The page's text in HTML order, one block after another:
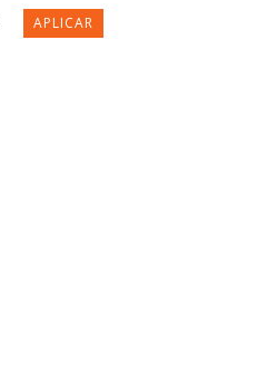
APLICAR